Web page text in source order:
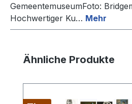
GemeentemuseumFoto:
Hochwertiger Ku… Mehr
Produktgalerie überspringen
Ähnliche Produkte